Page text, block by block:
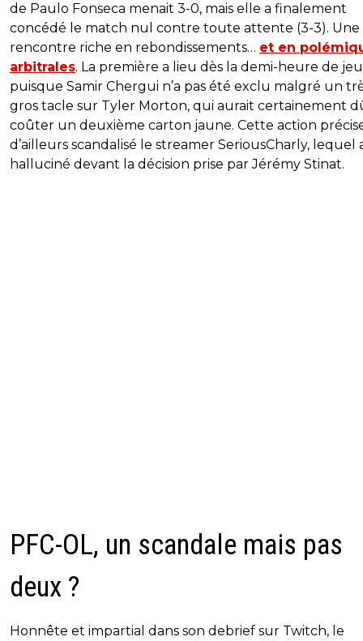
de Paulo Fonseca menait 3-0, mais elle a finalement
concédé le match nul contre toute attente (3-3). Une
rencontre riche en rebondissements… et en
arbitrales. La première a lieu dès la demi-heure de jeu
puisque Samir Chergui n’a pas été exclu malgré un
gros tacle sur Tyler Morton, qui aurait certainement
coûter un deuxième carton jaune. Cette action
d’ailleurs scandalisé le streamer SeriousCharly, lequel
halluciné devant la décision prise par Jérémy Stinat.
PFC-OL, un scandale mais pas
deux ?
Honnête et impartial dans son debrief sur Twitch, le